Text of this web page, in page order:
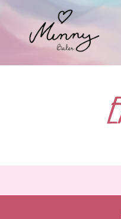
Zum
Inhalt
springen